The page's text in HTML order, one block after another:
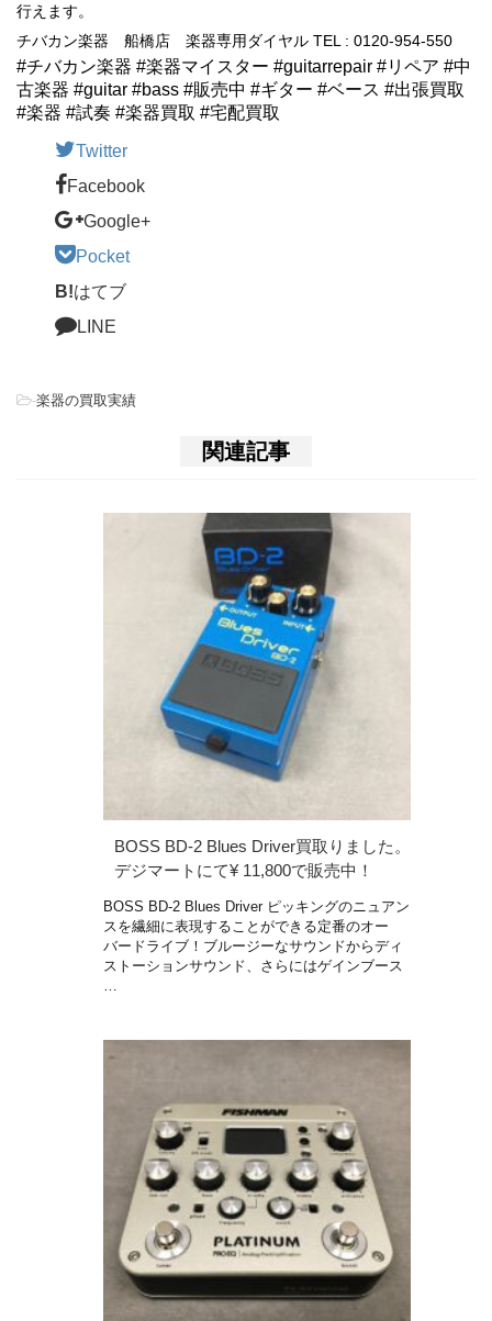
行えます。
チバカン楽器 船橋店 楽器専用ダイヤル TEL : 0120-954-550
#チバカン楽器 #楽器マイスター #guitarrepair #リペア #中
古楽器 #guitar #bass #販売中 #ギター #ベース #出張買取
#楽器 #試奏 #楽器買取 #宅配買取
Twitter
Facebook
Google+
Pocket
B!はてブ
LINE
-楽器の買取実績
関連記事
BOSS BD-2 Blues Driver買取りました。
デジマートにて¥ 11,800で販売中！
BOSS BD-2 Blues Driver ピッキングのニュアン
スを繊細に表現することができる定番のオー
バードライブ！ブルージーなサウンドからディ
ストーションサウンド、さらにはゲインブース